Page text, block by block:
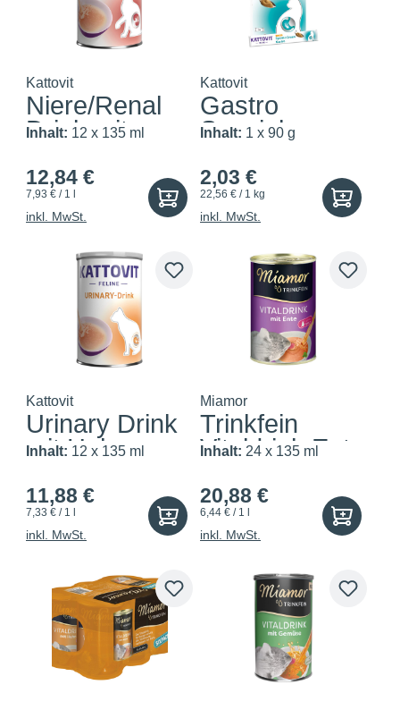
Kattovit
Niere/Renal
Drink mit
Inhalt: 12 x 135 ml
12,84 €
7,93 € / 1 l
inkl. MwSt.
Kattovit
Gastro
Spezial-
Huhn
Inhalt: 1 x 90 g
2,03 €
22,56 € / 1 kg
inkl. MwSt.
Kattovit
Urinary Drink
mit Huhn
Inhalt: 12 x 135 ml
11,88 €
7,33 € / 1 l
inkl. MwSt.
Miamor
Trinkfein
Vitaldrink Ente
Inhalt: 24 x 135 ml
20,88 €
6,44 € / 1 l
inkl. MwSt.